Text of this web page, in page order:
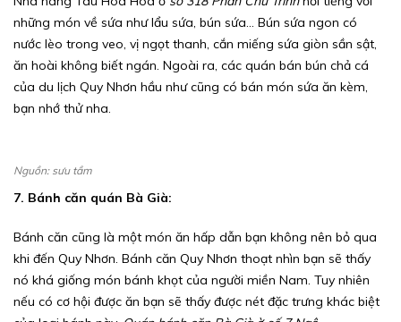
những món về sứa như lẩu sứa, bún sứa… Bún sứa ngon có
nước lèo trong veo, vị ngọt thanh, cắn miếng sứa giòn sần sật,
ăn hoài không biết ngán. Ngoài ra, các quán bán bún chả cá
của du lịch Quy Nhơn hầu như cũng có bán món sứa ăn kèm,
bạn nhớ thử nha.
Nguồn: sưu tầm
7. Bánh căn quán Bà Già:
Bánh căn cũng là một món ăn hấp dẫn bạn không nên bỏ qua
khi đến Quy Nhơn. Bánh căn Quy Nhơn thoạt nhìn bạn sẽ thấy
nó khá giống món bánh khọt của người miền Nam. Tuy nhiên
nếu có cơ hội được ăn bạn sẽ thấy được nét đặc trưng khác biệt